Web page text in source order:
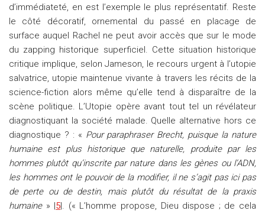
d’immédiateté, en est l’exemple le plus représentatif. Reste
le côté décoratif, ornemental du passé en placage de
surface auquel Rachel ne peut avoir accès que sur le mode
du zapping historique superficiel. Cette situation historique
critique implique, selon Jameson, le recours urgent à l’utopie
salvatrice, utopie maintenue vivante à travers les récits de la
science-fiction alors même qu’elle tend à disparaître de la
scène politique. L’Utopie opère avant tout tel un révélateur
diagnostiquant la société malade. Quelle alternative hors ce
diagnostique ? : « Pour paraphraser Brecht, puisque la nature
humaine est plus historique que naturelle, produite par les
hommes plutôt qu’inscrite par nature dans les gènes ou l’ADN,
les hommes ont le pouvoir de la modifier, il ne s’agit pas ici pas
de perte ou de destin, mais plutôt du résultat de la praxis
humaine» |5|. (« L’homme propose, Dieu dispose ; de cela